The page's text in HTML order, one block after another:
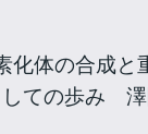
体の合成と
しての歩み